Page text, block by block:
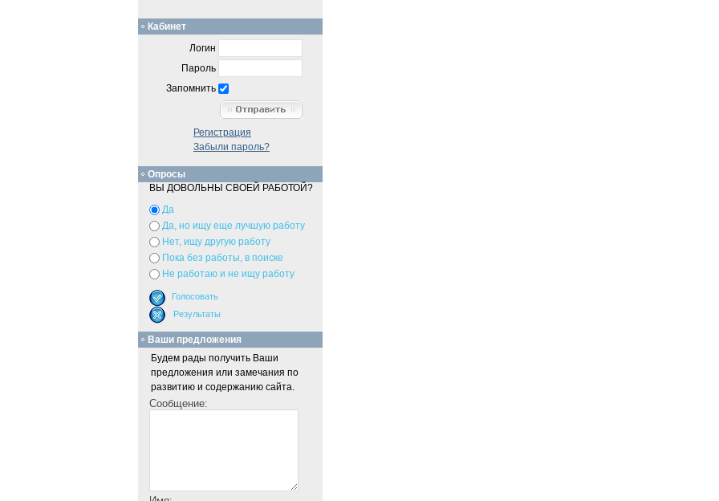
Кабинет
Логин
Пароль
Запомнить
Регистрация
Забыли пароль?
Опросы
ВЫ ДОВОЛЬНЫ СВОЕЙ РАБОТОЙ?
Да
Да, но ищу еще лучшую работу
Нет, ищу другую работу
Пока без работы, в поиске
Не работаю и не ищу работу
Ваши предложения
Будем рады получить Ваши
предложения или замечания по
развитию и содержанию сайта.
Сообщение: